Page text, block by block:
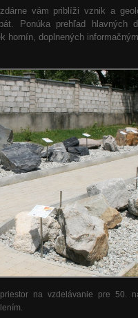
vám priblíži vznik a
Ponúka prehľad hlavných
hornín, doplnených
na vzdelávanie pre 50.